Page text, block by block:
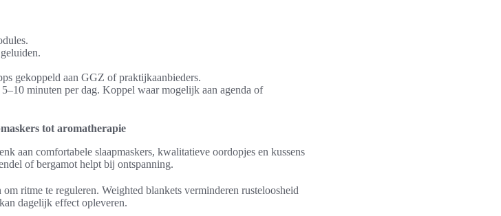
gekoppeld aan GGZ of praktijkaanbieders.
minuten per dag. Koppel waar mogelijk aan agenda of
tot aromatherapie
aan comfortabele slaapmaskers, kwalitatieve oordopjes en kussens
of bergamot helpt bij ontspanning.
ritme te reguleren. Weighted blankets verminderen rusteloosheid
dagelijk effect opleveren.